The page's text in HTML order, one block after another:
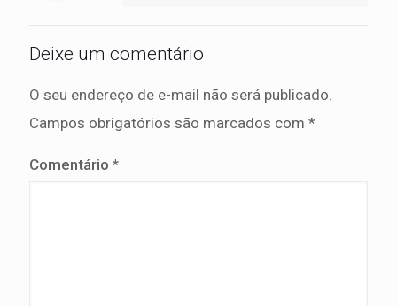
Deixe um comentário
O seu endereço de e-mail não será publicado.
Campos obrigatórios são marcados com *
Comentário *